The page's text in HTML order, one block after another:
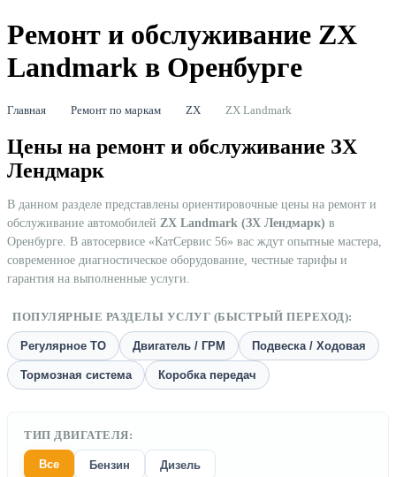
Ремонт и обслуживание ZX
Landmark в Оренбурге
Главная Ремонт по маркам ZX ZX Landmark
Цены на ремонт и обслуживание ЗХ
Лендмарк
В данном разделе представлены ориентировочные цены на ремонт и
обслуживание автомобилей ZX Landmark (ЗХ Лендмарк) в
Оренбурге. В автосервисе «КатСервис 56» вас ждут опытные мастера,
современное диагностическое оборудование, честные тарифы и
гарантия на выполненные услуги.
ПОПУЛЯРНЫЕ РАЗДЕЛЫ УСЛУГ (БЫСТРЫЙ ПЕРЕХОД):
Регулярное ТО Двигатель / ГРМ Подвеска / Ходовая
Тормозная система Коробка передач
ТИП ДВИГАТЕЛЯ:
Все Бензин Дизель